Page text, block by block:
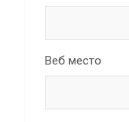
Веб место